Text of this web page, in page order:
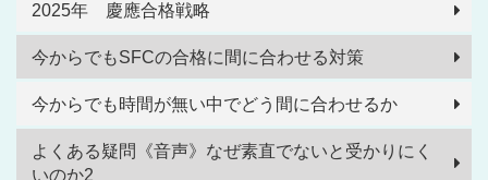
2025年 慶應合格戦略
今からでもSFCの合格に間に合わせる対策
今からでも時間が無い中でどう間に合わせるか
よくある疑問《音声》なぜ素直でないと受かりにく
いのか2